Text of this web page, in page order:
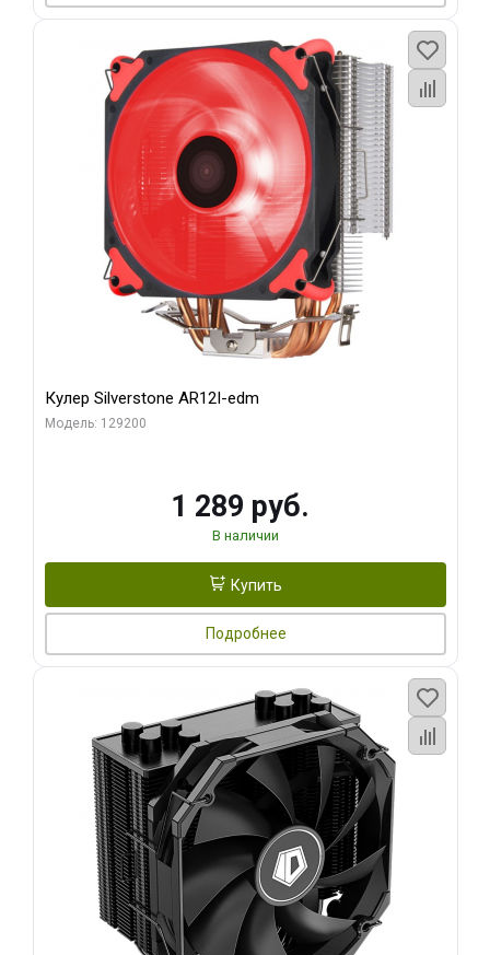
Кулер Silverstone AR12I-edm
Модель: 129200
1 289 руб.
В наличии
Купить
Подробнее